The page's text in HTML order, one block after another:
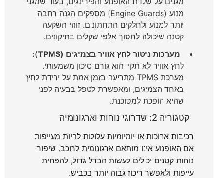
מנוע (Engine Guards) מספקים הגנה רחבה
יותר למנוע ולחלקים התחתונים. זוהי השקעה
קטנה שיכולה לחסוך אלפי שקלים בתיקונים.
מערכות ניטור לחץ אוויר בצמיגים (TPMS):
לחץ אוויר לא תקין הוא גורם סיכון משמעותי.
מערכת TPMS מתריעה בזמן אמת על ירידת לחץ
באחד הצמיגים, ומאפשרת לטפל בבעיה לפני
שהיא הופכת למסוכנת.
קטגוריה 2: שדרוגי נוחות וארגונומיה
רכיבות ארוכות או יומיומיות עלולות להיות מעייפות
אם האופנוע אינו מותאם ארגונומית לרוכב. שיפורי
נוחות קטנים יכולים לעשות הבדל גדול, להפחית
עייפות ולאפשר ריכוז גבוה יותר בכביש.